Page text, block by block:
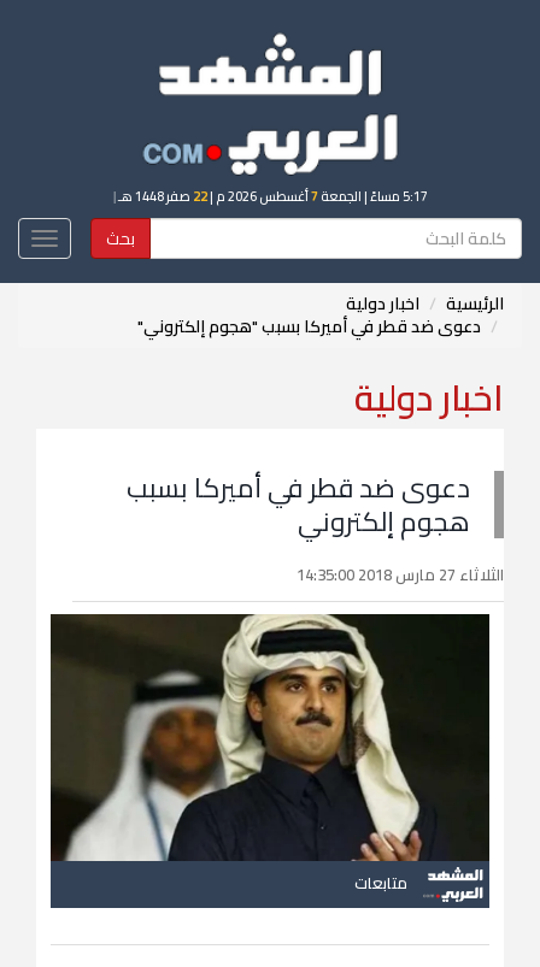
5:17 مساءً | الجمعة7أغسطس 2026 م | 22 صفر 1448 هـ |
بحث
الرئيسية اخبار دولية
دعوى ضد قطر في أميركا بسبب "هجوم إلكتروني"
اخبار دولية
دعوى ضد قطر في أميركا بسبب
هجوم إلكتروني
الثلاثاء 27 مارس 2018 14:35:00
متابعات